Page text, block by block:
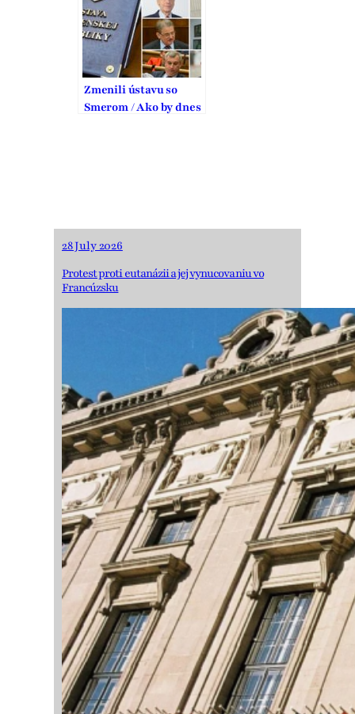
v ústave
Zmenili ústavu so
Smerom / Ako by dnes
28 July 2026
Protest proti eutanázii a jej vynucovaniu vo
Francúzsku